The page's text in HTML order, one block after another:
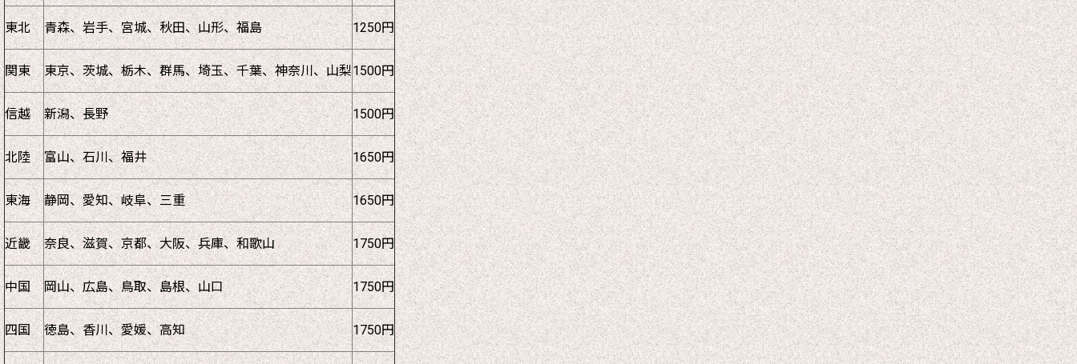
東北 青森、岩手、宮城、秋田、山形、福島 1250円
関東 東京、茨城、栃木、群馬、埼玉、千葉、神奈川、山梨1500円
信越 新潟、長野 1500円
北陸 富山、石川、福井 1650円
東海 静岡、愛知、岐阜、三重 1650円
近畿 奈良、滋賀、京都、大阪、兵庫、和歌山 1750円
中国 岡山、広島、鳥取、島根、山口 1750円
四国 徳島、香川、愛媛、高知 1750円